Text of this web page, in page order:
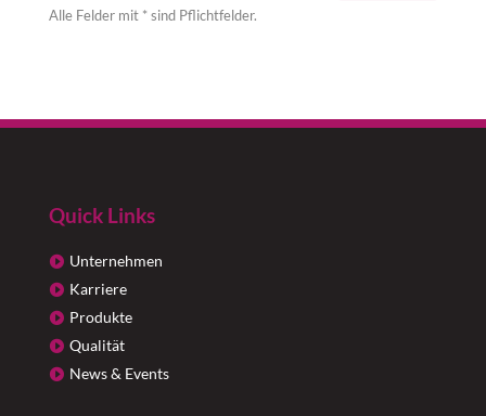
Alle Felder mit * sind Pflichtfelder.
Quick Links
Unternehmen
Karriere
Produkte
Qualität
News & Events